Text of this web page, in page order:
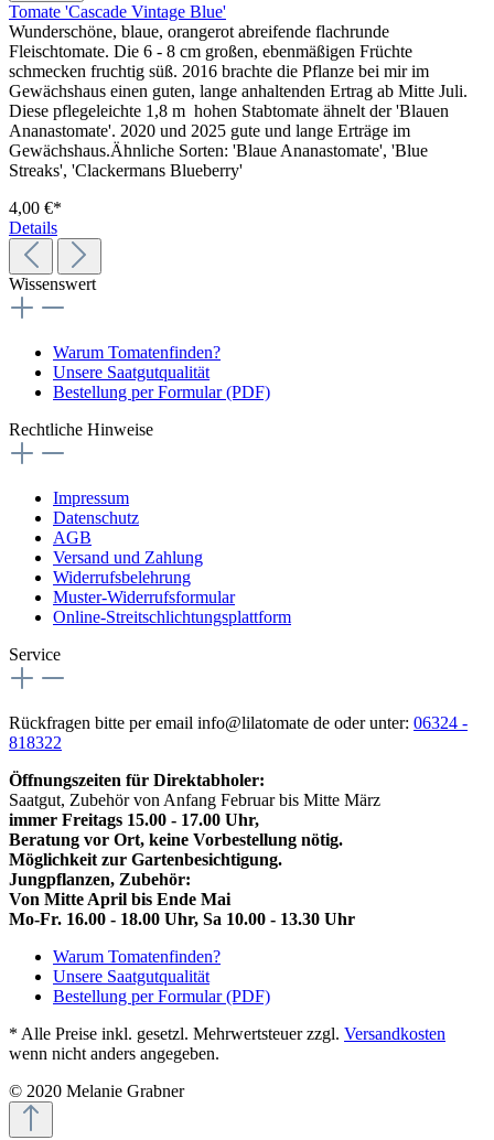
Tomate 'Cascade Vintage Blue'
Wunderschöne, blaue, orangerot abreifende flachrunde
Fleischtomate. Die 6 - 8 cm großen, ebenmäßigen Früchte
schmecken fruchtig süß. 2016 brachte die Pflanze bei mir im
Gewächshaus einen guten, lange anhaltenden Ertrag ab Mitte Juli.
Diese pflegeleichte 1,8 m hohen Stabtomate ähnelt der 'Blauen
Ananastomate'. 2020 und 2025 gute und lange Erträge im
Gewächshaus.Ähnliche Sorten: 'Blaue Ananastomate', 'Blue
Streaks', 'Clackermans Blueberry'
4,00 €*
Details
Wissenswert
Warum Tomatenfinden?
Unsere Saatgutqualität
Bestellung per Formular (PDF)
Rechtliche Hinweise
Impressum
Datenschutz
AGB
Versand und Zahlung
Widerrufsbelehrung
Muster-Widerrufsformular
Online-Streitschlichtungsplattform
Service
Rückfragen bitte per email info@lilatomate de oder unter: 06324 -
818322
Öffnungszeiten für Direktabholer:
Saatgut, Zubehör von Anfang Februar bis Mitte März
immer Freitags 15.00 - 17.00 Uhr,
Beratung vor Ort, keine Vorbestellung nötig.
Möglichkeit zur Gartenbesichtigung.
Jungpflanzen, Zubehör:
Von Mitte April bis Ende Mai
Mo-Fr. 16.00 - 18.00 Uhr, Sa 10.00 - 13.30 Uhr
Warum Tomatenfinden?
Unsere Saatgutqualität
Bestellung per Formular (PDF)
* Alle Preise inkl. gesetzl. Mehrwertsteuer zzgl. Versandkosten
wenn nicht anders angegeben.
© 2020 Melanie Grabner